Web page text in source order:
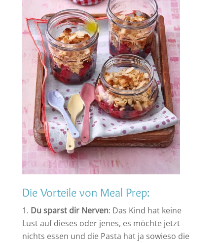
Die Vorteile von Meal Prep:
Du sparst dir Nerven: Das Kind hat keine
Lust auf dieses oder jenes, es möchte jetzt
nichts essen und die Pasta hat ja sowieso die